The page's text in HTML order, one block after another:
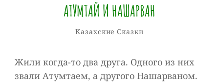
АТУМТАЙ И НАШАРВАН
Рубрики
Казахские СказкиОт
Собиратель
Жили когда-то два друга. Одного из них
звали Атумтаем, а другого Нашарваном.